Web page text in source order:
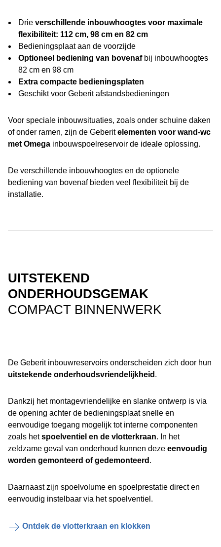
Drie verschillende inbouwhoogtes voor maximale
flexibiliteit: 112 cm, 98 cm en 82 cm
Bedieningsplaat aan de voorzijde
Optioneel bediening van bovenafbij inbouwhoogtes
82 cm en 98 cm
Extra compacte bedieningsplaten
Geschikt voor Geberit afstandsbedieningen
Voor speciale inbouwsituaties, zoals onder schuine daken
of onder ramen, zijn de Geberitelementen voor wand-wc
met Omega inbouwspoelreservoir de ideale oplossing.
De verschillende inbouwhoogtes en de optionele
bediening van bovenaf bieden veel flexibiliteit bij de
installatie.
UITSTEKEND
ONDERHOUDSGEMAK
COMPACT BINNENWERK
De Geberit inbouwreservoirs onderscheiden zich door hun
uitstekende onderhoudsvriendelijkheid .
Dankzij het montagevriendelijke en slanke ontwerp is via
de opening achter de bedieningsplaat snelle en
eenvoudige toegang mogelijk tot interne componenten
zoals hetspoelventiel en de vlotterkraan. In het
zeldzame geval van onderhoud kunnen deze eenvoudig
worden gemonteerd of gedemonteerd .
Daarnaast zijn spoelvolume en spoelprestatie direct en
eenvoudig instelbaar via het spoelventiel.
Ontdek de vlotterkraan en klokken